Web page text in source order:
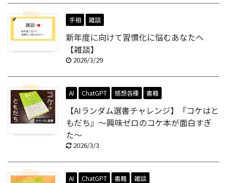
手相 雑談
新年度に向けて習慣化に悩むあなたへ
【雑談】
2026/3/29
AI ChatGPT 感想各種 書籍
【AIランダム選書チャレンジ】『コケはと
もだち』～興味ゼロのコケ本が面白すぎ
た～
2026/3/3
AI ChatGPT 書籍 雑談